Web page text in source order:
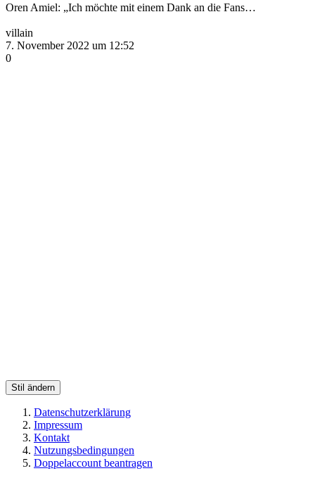
Oren Amiel: „Ich möchte mit einem Dank an die Fans…
villain
7. November 2022 um 12:52
0
Stil ändern
Datenschutzerklärung
Impressum
Kontakt
Nutzungsbedingungen
Doppelaccount beantragen